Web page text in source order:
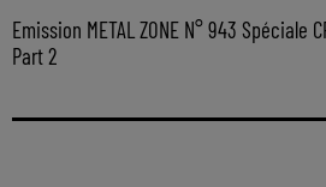
Emission METAL ZONE N° 943 Spéciale
Part 2